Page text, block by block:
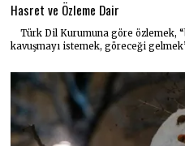
Hasret ve Özleme Dair
Türk Dil Kurumuna göre özlemek,
kavuşmayı istemek, göreceği